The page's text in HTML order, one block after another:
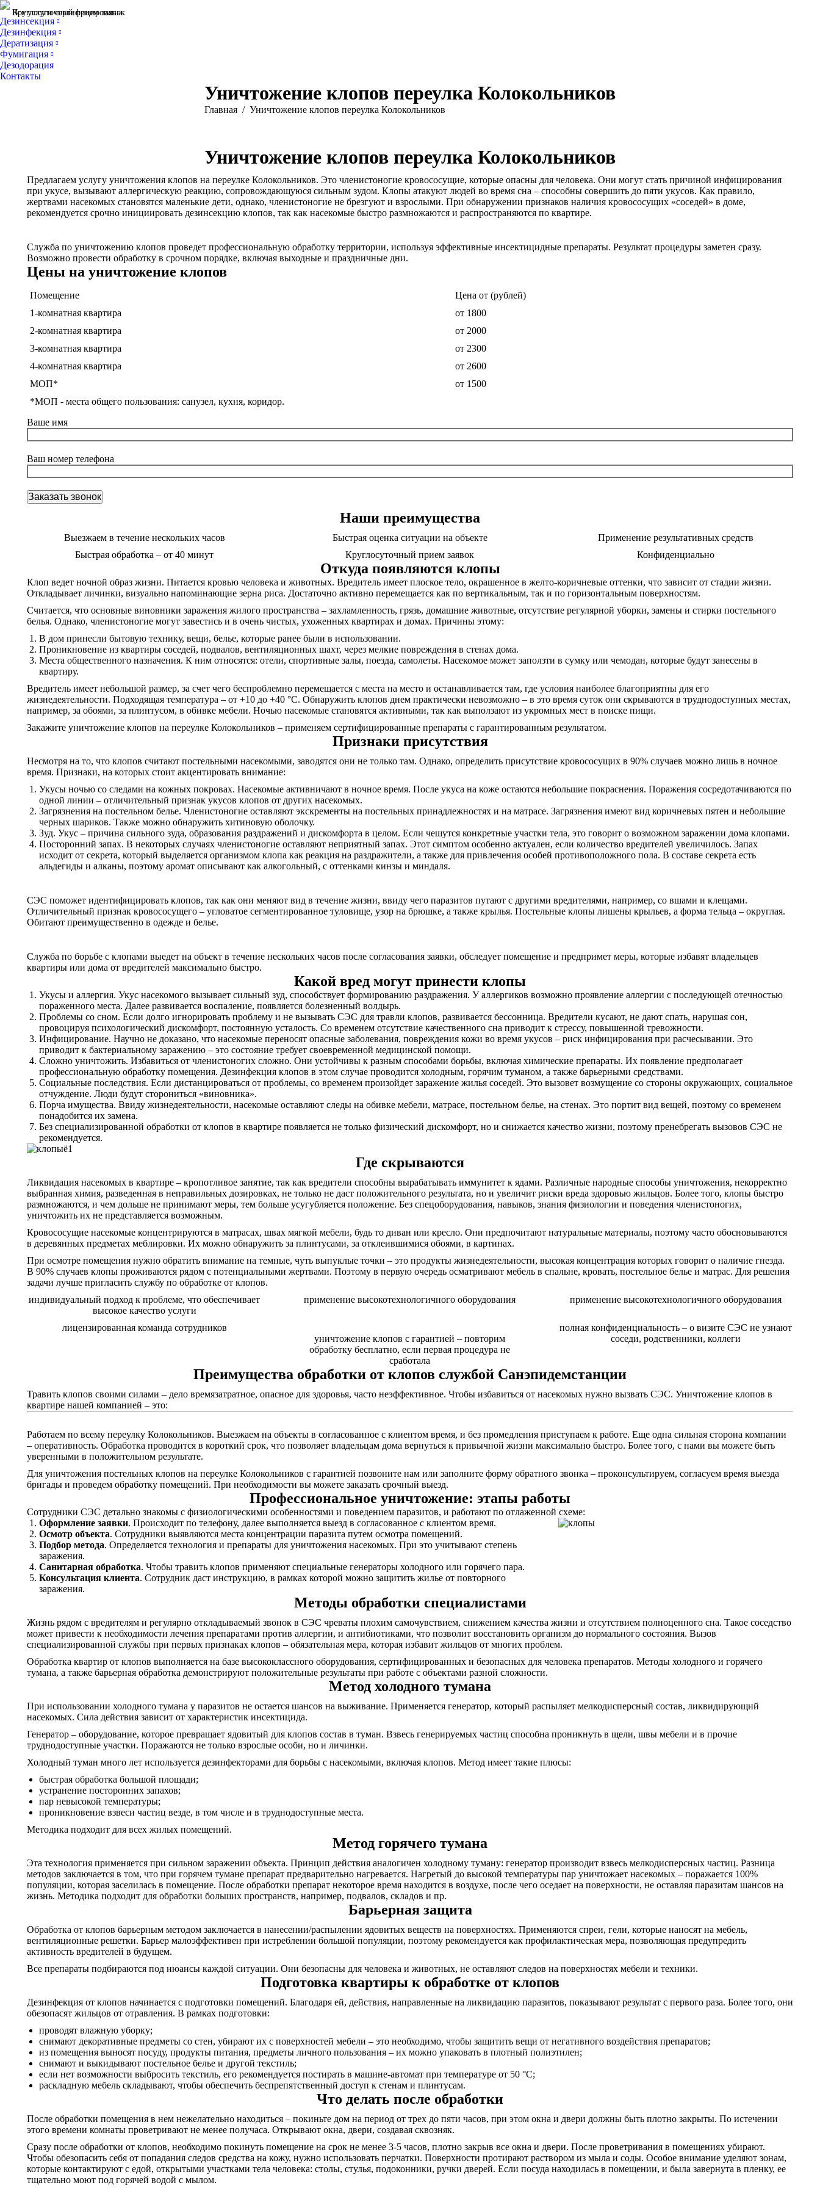
Все услуги сертифицированы
Круглосуточный прием заявок
Дезинсекция
Дезинфекция
Дератизация
Фумигация
Дезодорация
Контакты
Уничтожение клопов переулка Колокольников
Вы здесь:
Главная Уничтожение клопов переулка Колокольников
Уничтожение клопов переулка Колокольников
Предлагаем услугу уничтожения клопов на переулке Колокольников. Это членистоногие кровососущие, которые опасны для человека. Они могут стать причиной инфицирования
при укусе, вызывают аллергическую реакцию, сопровождающуюся сильным зудом. Клопы атакуют людей во время сна – способны совершить до пяти укусов. Как правило,
жертвами насекомых становятся маленькие дети, однако, членистоногие не брезгуют и взрослыми. При обнаружении признаков наличия кровососущих «соседей» в доме,
рекомендуется срочно инициировать дезинсекцию клопов, так как насекомые быстро размножаются и распространяются по квартире.
Служба по уничтожению клопов проведет профессиональную обработку территории, используя эффективные инсектицидные препараты. Результат процедуры заметен сразу.
Возможно провести обработку в срочном порядке, включая выходные и праздничные дни.
Цены на уничтожение клопов
Помещение
Цена от (рублей)
1-комнатная квартира
от 1800
2-комнатная квартира
от 2000
3-комнатная квартира
от 2300
4-комнатная квартира
от 2600
МОП*
от 1500
*МОП - места общего пользования: санузел, кухня, коридор.
Ваше имя
Ваш номер телефона
Наши преимущества
Выезжаем в течение нескольких часов Быстрая оценка ситуации на объекте
Применение результативных средств
Быстрая обработка – от 40 минут
Круглосуточный прием заявок Конфиденциально
Откуда появляются клопы
Клоп ведет ночной образ жизни. Питается кровью человека и животных. Вредитель имеет плоское тело, окрашенное в желто-коричневые оттенки, что зависит от стадии жизни.
Откладывает личинки, визуально напоминающие зерна риса. Достаточно активно перемещается как по вертикальным, так и по горизонтальным поверхностям.
Считается, что основные виновники заражения жилого пространства – захламленность, грязь, домашние животные, отсутствие регулярной уборки, замены и стирки постельного
белья. Однако, членистоногие могут завестись и в очень чистых, ухоженных квартирах и домах. Причины этому:
В дом принесли бытовую технику, вещи, белье, которые ранее были в использовании.
Проникновение из квартиры соседей, подвалов, вентиляционных шахт, через мелкие повреждения в стенах дома.
Места общественного назначения. К ним относятся: отели, спортивные залы, поезда, самолеты. Насекомое может заползти в сумку или чемодан, которые будут занесены в
квартиру.
Вредитель имеет небольшой размер, за счет чего беспроблемно перемещается с места на место и останавливается там, где условия наиболее благоприятны для его
жизнедеятельности. Подходящая температура – от +10 до +40 °С. Обнаружить клопов днем практически невозможно – в это время суток они скрываются в труднодоступных местах,
например, за обоями, за плинтусом, в обивке мебели. Ночью насекомые становятся активными, так как выползают из укромных мест в поиске пищи.
Закажите уничтожение клопов на переулке Колокольников – применяем сертифицированные препараты с гарантированным результатом.
Признаки присутствия
Несмотря на то, что клопов считают постельными насекомыми, заводятся они не только там. Однако, определить присутствие кровососущих в 90% случаев можно лишь в ночное
время. Признаки, на которых стоит акцентировать внимание:
Укусы ночью со следами на кожных покровах. Насекомые активничают в ночное время. После укуса на коже остаются небольшие покраснения. Поражения сосредотачиваются по
одной линии – отличительный признак укусов клопов от других насекомых.
Загрязнения на постельном белье. Членистоногие оставляют экскременты на постельных принадлежностях и на матрасе. Загрязнения имеют вид коричневых пятен и небольшие
черных шариков. Также можно обнаружить хитиновую оболочку.
Зуд. Укус – причина сильного зуда, образования раздражений и дискомфорта в целом. Если чешутся конкретные участки тела, это говорит о возможном заражении дома клопами.
Посторонний запах. В некоторых случаях членистоногие оставляют неприятный запах. Этот симптом особенно актуален, если количество вредителей увеличилось. Запах
исходит от секрета, который выделяется организмом клопа как реакция на раздражители, а также для привлечения особей противоположного пола. В составе секрета есть
альдегиды и алканы, поэтому аромат описывают как алкогольный, с оттенками кинзы и миндаля.
СЭС поможет идентифицировать клопов, так как они меняют вид в течение жизни, ввиду чего паразитов путают с другими вредителями, например, со вшами и клещами.
Отличительный признак кровососущего – угловатое сегментированное туловище, узор на брюшке, а также крылья. Постельные клопы лишены крыльев, а форма тельца – округлая.
Обитают преимущественно в одежде и белье.
Служба по борьбе с клопами выедет на объект в течение нескольких часов после согласования заявки, обследует помещение и предпримет меры, которые избавят владельцев
квартиры или дома от вредителей максимально быстро.
Какой вред могут принести клопы
Укусы и аллергия. Укус насекомого вызывает сильный зуд, способствует формированию раздражения. У аллергиков возможно проявление аллергии с последующей отечностью
пораженного места. Далее развивается воспаление, появляется болезненный волдырь.
Проблемы со сном. Если долго игнорировать проблему и не вызывать СЭС для травли клопов, развивается бессонница. Вредители кусают, не дают спать, нарушая сон,
провоцируя психологический дискомфорт, постоянную усталость. Со временем отсутствие качественного сна приводит к стрессу, повышенной тревожности.
Инфицирование. Научно не доказано, что насекомые переносят опасные заболевания, повреждения кожи во время укусов – риск инфицирования при расчесывании. Это
приводит к бактериальному заражению – это состояние требует своевременной медицинской помощи.
Сложно уничтожить. Избавиться от членистоногих сложно. Они устойчивы к разным способами борьбы, включая химические препараты. Их появление предполагает
профессиональную обработку помещения. Дезинфекция клопов в этом случае проводится холодным, горячим туманом, а также барьерными средствами.
Социальные последствия. Если дистанцироваться от проблемы, со временем произойдет заражение жилья соседей. Это вызовет возмущение со стороны окружающих, социальное
отчуждение. Люди будут сторониться «виновника».
Порча имущества. Ввиду жизнедеятельности, насекомые оставляют следы на обивке мебели, матрасе, постельном белье, на стенах. Это портит вид вещей, поэтому со временем
понадобится их замена.
Без специализированной обработки от клопов в квартире появляется не только физический дискомфорт, но и снижается качество жизни, поэтому пренебрегать вызовов СЭС не
рекомендуется.
Где скрываются
Ликвидация насекомых в квартире – кропотливое занятие, так как вредители способны вырабатывать иммунитет к ядами. Различные народные способы уничтожения, некорректно
выбранная химия, разведенная в неправильных дозировках, не только не даст положительного результата, но и увеличит риски вреда здоровью жильцов. Более того, клопы быстро
размножаются, и чем дольше не принимают меры, тем больше усугубляется положение. Без спецоборудования, навыков, знания физиологии и поведения членистоногих,
уничтожить их не представляется возможным.
Кровососущие насекомые концентрируются в матрасах, швах мягкой мебели, будь то диван или кресло. Они предпочитают натуральные материалы, поэтому часто обосновываются
в деревянных предметах меблировки. Их можно обнаружить за плинтусами, за отклеившимися обоями, в картинах.
При осмотре помещения нужно обратить внимание на темные, чуть выпуклые точки – это продукты жизнедеятельности, высокая концентрация которых говорит о наличие гнезда.
В 90% случаев клопы проживаются рядом с потенциальными жертвами. Поэтому в первую очередь осматривают мебель в спальне, кровать, постельное белье и матрас. Для решения
задачи лучше пригласить службу по обработке от клопов.
индивидуальный подход к проблеме, что обеспечивает
высокое качество услуги
применение высокотехнологичного оборудования применение высокотехнологичного оборудования
лицензированная команда сотрудников
уничтожение клопов с гарантией – повторим
обработку бесплатно, если первая процедура не
сработала
полная конфиденциальность – о визите СЭС не узнают
соседи, родственники, коллеги
Преимущества обработки от клопов службой Санэпидемстанции
Травить клопов своими силами – дело времязатратное, опасное для здоровья, часто неэффективное. Чтобы избавиться от насекомых нужно вызвать СЭС. Уничтожение клопов в
квартире нашей компанией – это:
Работаем по всему переулку Колокольников. Выезжаем на объекты в согласованное с клиентом время, и без промедления приступаем к работе. Еще одна сильная сторона компании
– оперативность. Обработка проводится в короткий срок, что позволяет владельцам дома вернуться к привычной жизни максимально быстро. Более того, с нами вы можете быть
уверенными в положительном результате.
Для уничтожения постельных клопов на переулке Колокольников с гарантией позвоните нам или заполните форму обратного звонка – проконсультируем, согласуем время выезда
бригады и проведем обработку помещений. При необходимости вы можете заказать срочный выезд.
Профессиональное уничтожение: этапы работы
Сотрудники СЭС детально знакомы с физиологическими особенностями и поведением паразитов, и работают по отлаженной схеме:
Оформление заявки. Происходит по телефону, далее выполняется выезд в согласованное с клиентом время.
Осмотр объекта. Сотрудники выявляются места концентрации паразита путем осмотра помещений.
Подбор метода. Определяется технология и препараты для уничтожения насекомых. При это учитывают степень
заражения.
Санитарная обработка. Чтобы травить клопов применяют специальные генераторы холодного или горячего пара.
Консультация клиента. Сотрудник даст инструкцию, в рамках которой можно защитить жилье от повторного
заражения.
Методы обработки специалистами
Жизнь рядом с вредителям и регулярно откладываемый звонок в СЭС чреваты плохим самочувствием, снижением качества жизни и отсутствием полноценного сна. Такое соседство
может привести к необходимости лечения препаратами против аллергии, и антибиотиками, что позволит восстановить организм до нормального состояния. Вызов
специализированной службы при первых признаках клопов – обязательная мера, которая избавит жильцов от многих проблем.
Обработка квартир от клопов выполняется на базе высококлассного оборудования, сертифицированных и безопасных для человека препаратов. Методы холодного и горячего
тумана, а также барьерная обработка демонстрируют положительные результаты при работе с объектами разной сложности.
Метод холодного тумана
При использовании холодного тумана у паразитов не остается шансов на выживание. Применяется генератор, который распыляет мелкодисперсный состав, ликвидирующий
насекомых. Сила действия зависит от характеристик инсектицида.
Генератор – оборудование, которое превращает ядовитый для клопов состав в туман. Взвесь генерируемых частиц способна проникнуть в щели, швы мебели и в прочие
труднодоступные участки. Поражаются не только взрослые особи, но и личинки.
Холодный туман много лет используется дезинфекторами для борьбы с насекомыми, включая клопов. Метод имеет такие плюсы:
быстрая обработка большой площади;
устранение посторонних запахов;
пар невысокой температуры;
проникновение взвеси частиц везде, в том числе и в труднодоступные места.
Методика подходит для всех жилых помещений.
Метод горячего тумана
Эта технология применяется при сильном заражении объекта. Принцип действия аналогичен холодному туману: генератор производит взвесь мелкодисперсных частиц. Разница
методов заключается в том, что при горячем тумане препарат предварительно нагревается. Нагретый до высокой температуры пар уничтожает насекомых – поражается 100%
популяции, которая заселилась в помещение. После обработки препарат некоторое время находится в воздухе, после чего оседает на поверхности, не оставляя паразитам шансов на
жизнь. Методика подходит для обработки больших пространств, например, подвалов, складов и пр.
Барьерная защита
Обработка от клопов барьерным методом заключается в нанесении/распылении ядовитых веществ на поверхностях. Применяются спреи, гели, которые наносят на мебель,
вентиляционные решетки. Барьер малоэффективен при истреблении большой популяции, поэтому рекомендуется как профилактическая мера, позволяющая предупредить
активность вредителей в будущем.
Все препараты подбираются под нюансы каждой ситуации. Они безопасны для человека и животных, не оставляют следов на поверхностях мебели и техники.
Подготовка квартиры к обработке от клопов
Дезинфекция от клопов начинается с подготовки помещений. Благодаря ей, действия, направленные на ликвидацию паразитов, показывают результат с первого раза. Более того, они
обезопасят жильцов от отравления. В рамках подготовки:
проводят влажную уборку;
снимают декоративные предметы со стен, убирают их с поверхностей мебели – это необходимо, чтобы защитить вещи от негативного воздействия препаратов;
из помещения выносят посуду, продукты питания, предметы личного пользования – их можно упаковать в плотный полиэтилен;
снимают и выкидывают постельное белье и другой текстиль;
если нет возможности выбросить текстиль, его рекомендуется постирать в машине-автомат при температуре от 50 °C;
раскладную мебель складывают, чтобы обеспечить беспрепятственный доступ к стенам и плинтусам.
Что делать после обработки
После обработки помещения в нем нежелательно находиться – покиньте дом на период от трех до пяти часов, при этом окна и двери должны быть плотно закрыты. По истечении
этого времени комнаты проветривают не менее получаса. Открывают окна, двери, создавая сквозняк.
Сразу после обработки от клопов, необходимо покинуть помещение на срок не менее 3-5 часов, плотно закрыв все окна и двери. После проветривания в помещениях убирают.
Чтобы обезопасить себя от попадания следов средства на кожу, нужно использовать перчатки. Поверхности протирают раствором из мыла и соды. Особое внимание уделяют зонам,
которые контактируют с едой, открытыми участками тела человека: столы, стулья, подоконники, ручки дверей. Если посуда находилась в помещении, и была завернута в пленку, ее
тщательно моют под горячей водой с мылом.